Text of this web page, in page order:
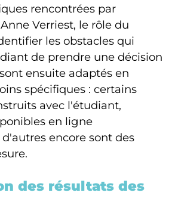
rencontrées par
Verriest, le rôle du
les obstacles qui
de prendre une décision
ensuite adaptés en
spécifiques : certains
avec l'étudiant,
en ligne
encore sont des
des résultats des